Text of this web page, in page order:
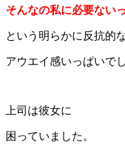
そんなの私に必要ない
という明らかに反抗的
アウエイ感いっぱいで
上司は彼女に
困っていました。